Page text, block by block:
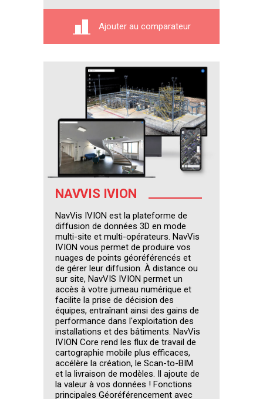
Ajouter au comparateur
NAVVIS IVION
NavVis IVION est la plateforme de
diffusion de données 3D en mode
multi-site et multi-opérateurs. NavVis
IVION vous permet de produire vos
nuages de points géoréférencés et
de gérer leur diffusion. À distance ou
sur site, NavVIS IVION permet un
accès à votre jumeau numérique et
facilite la prise de décision des
équipes, entraînant ainsi des gains de
performance dans l'exploitation des
installations et des bâtiments. NavVis
IVION Core rend les flux de travail de
cartographie mobile plus efficaces,
accélère la création, le Scan-to-BIM
et la livraison de modèles. Il ajoute de
la valeur à vos données ! Fonctions
principales Géoréférencement avec